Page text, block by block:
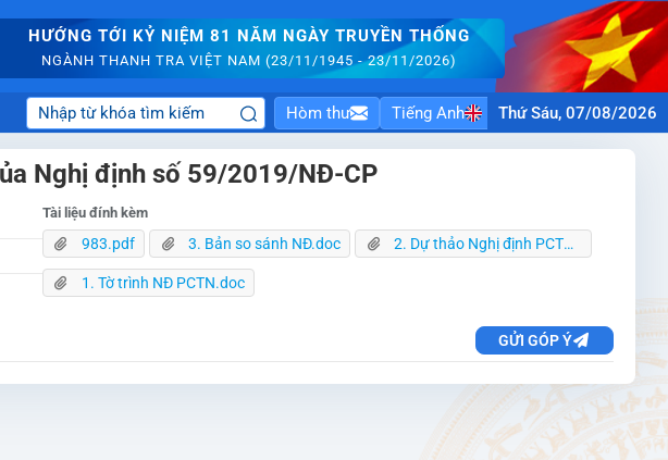
HƯỚNG TỚI KỶ NIỆM 81 NĂM NGÀY TRUYỀN THỐNG
NGÀNH THANH TRA VIỆT NAM (23/11/1945 - 23/11/2026)
Hòm thư Tiếng Anh Thứ Sáu, 07/08/2026
Nghị định số 59/2019/NĐ-CP
Tài liệu đính kèm
983.pdf 3. Bản so sánh NĐ.doc 2. Dự thảo Nghị định PCTN.docx
1. Tờ trình NĐ PCTN.doc
GỬI GÓP Ý